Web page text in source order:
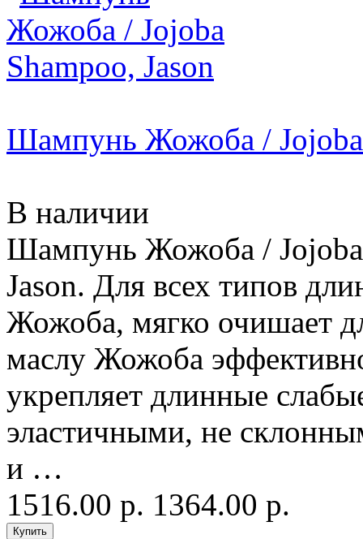
Шампунь Жожоба / Jojoba
В наличии
Шампунь Жожоба /
Jason. Для всех типов
Жожоба, мягко очишает
маслу Жожоба
укрепляет длинные
эластичными, не
и …
1516.00 р. 1364.00 р.